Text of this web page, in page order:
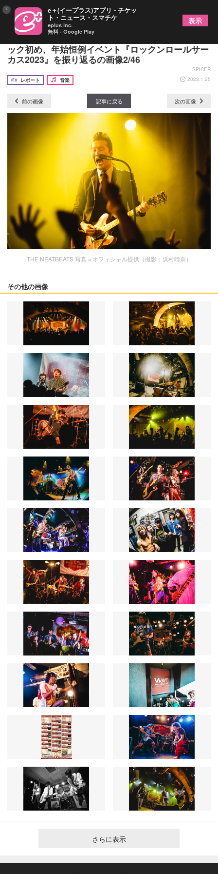
「ラインナップが強すぎる」ロックの街・神戸でロ
ック初め、年始恒例イベント『ロックンロールサー
カス2023』を振り返るの画像2/46
SPICER
レポート
音楽 2023.1.25
前の画像 記事に戻る 次の画像
THE NEATBEATS 写真＝オフィシャル提供（撮影：浜村晴奈）
その他の画像
さらに表示
× e＋(イープラス)アプリ - チケッ
ト・ニュース・スマチケ
eplus inc.
無料 - Google Play
表示